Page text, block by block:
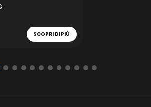
SCOPRI DI PIÙ